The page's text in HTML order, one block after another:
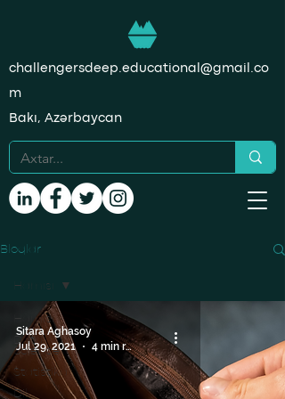
challengersdeep.educational@gmail.co
m
Bakı, Azərbaycan
Bloqlar
Hamısı
Data
Science
Statistika
Dil
Hamısı
Sitara Aghasoy
Jul 29, 2021
4 min read